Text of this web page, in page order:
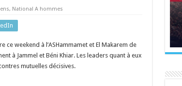
, National A hommes
weekend à l’ASHammamet et El Makarem de
à Jammel et Béni Khiar. Les leaders quant à eux
mutuelles décisives.